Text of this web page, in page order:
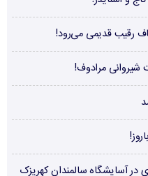
رقیب قدیمی می‌رود!
شیروانی مرادوف!
آسایشگاه سالمندان کهریزک